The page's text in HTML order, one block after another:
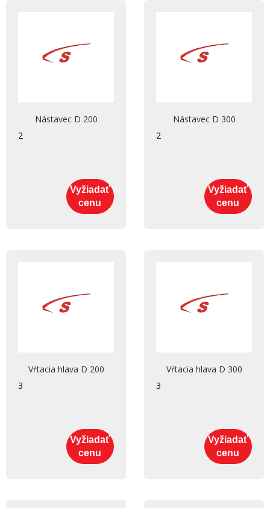
Nástavec D 200
2
Vyžiadať
cenu
Nástavec D 300
2
Vyžiadať
cenu
Vŕtacia hlava D 200
3
Vyžiadať
cenu
Vŕtacia hlava D 300
3
Vyžiadať
cenu